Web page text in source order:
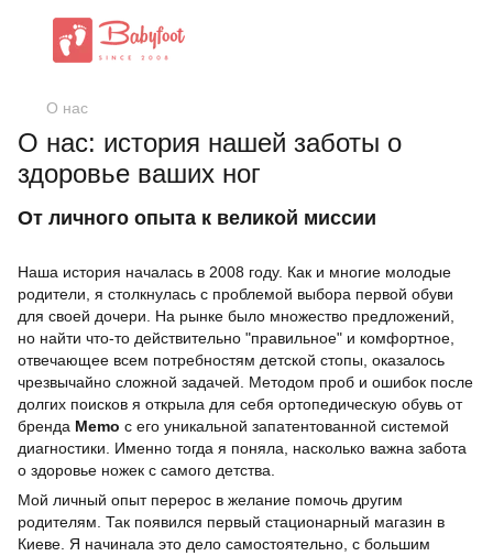
О нас
О нас: история нашей заботы о
здоровье ваших ног
От личного опыта к великой миссии
Наша история началась в 2008 году. Как и многие молодые
родители, я столкнулась с проблемой выбора первой обуви
для своей дочери. На рынке было множество предложений,
но найти что-то действительно "правильное" и комфортное,
отвечающее всем потребностям детской стопы, оказалось
чрезвычайно сложной задачей. Методом проб и ошибок после
долгих поисков я открыла для себя ортопедическую обувь от
бренда Memo с его уникальной запатентованной системой
диагностики. Именно тогда я поняла, насколько важна забота
о здоровье ножек с самого детства.
Мой личный опыт перерос в желание помочь другим
родителям. Так появился первый стационарный магазин в
Киеве. Я начинала это дело самостоятельно, с большим